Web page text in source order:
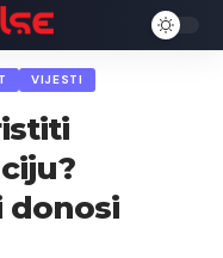
VIJESTI
donosi